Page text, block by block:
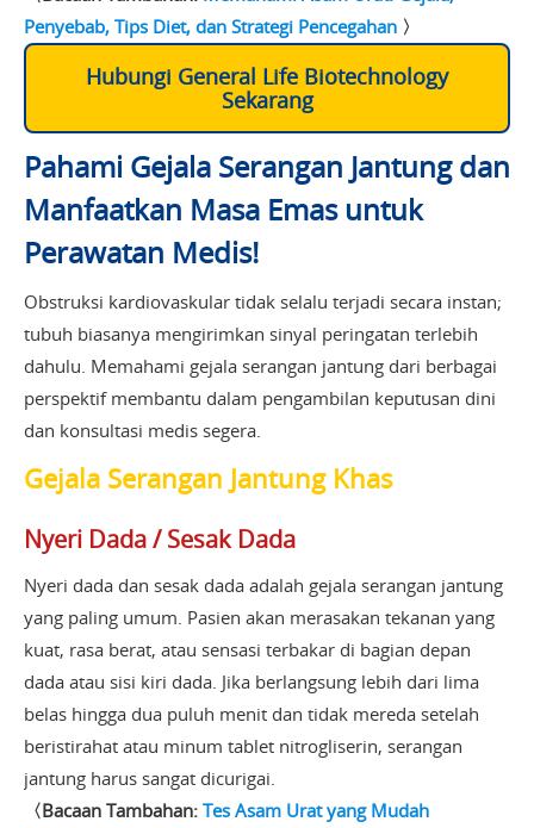
Penyebab, Tips Diet, dan Strategi Pencegahan 〉
Hubungi General Life Biotechnology
Sekarang
Pahami Gejala Serangan Jantung dan
Manfaatkan Masa Emas untuk
Perawatan Medis!
Obstruksi kardiovaskular tidak selalu terjadi secara instan;
tubuh biasanya mengirimkan sinyal peringatan terlebih
dahulu. Memahami gejala serangan jantung dari berbagai
perspektif membantu dalam pengambilan keputusan dini
dan konsultasi medis segera.
Gejala Serangan Jantung Khas
Nyeri Dada / Sesak Dada
Nyeri dada dan sesak dada adalah gejala serangan jantung
yang paling umum. Pasien akan merasakan tekanan yang
kuat, rasa berat, atau sensasi terbakar di bagian depan
dada atau sisi kiri dada. Jika berlangsung lebih dari lima
belas hingga dua puluh menit dan tidak mereda setelah
beristirahat atau minum tablet nitrogliserin, serangan
jantung harus sangat dicurigai.
〈Bacaan Tambahan: Tes Asam Urat yang Mudah